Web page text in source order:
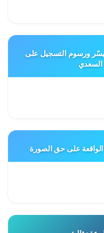
ورسوم التسجيل على
السعدي
على حق الصورة